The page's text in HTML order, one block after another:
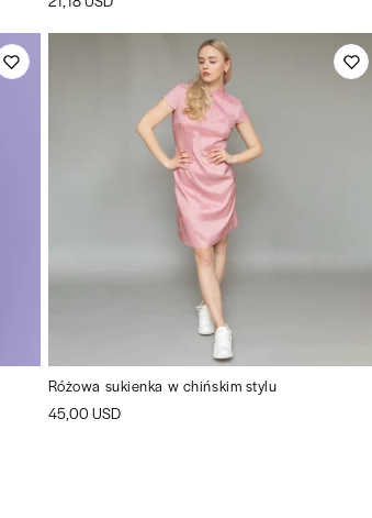
Różowa sukienka w chińskim stylu
45,00 USD